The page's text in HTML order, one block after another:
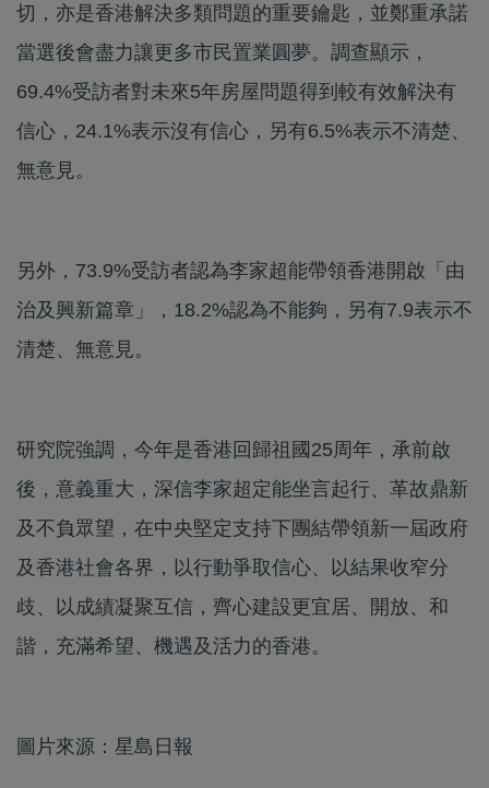
切，亦是香港解決多類問題的重要鑰匙，並鄭重承諾
當選後會盡力讓更多市民置業圓夢。調查顯示，
69.4%受訪者對未來5年房屋問題得到較有效解決有
信心，24.1%表示沒有信心，另有6.5%表示不清楚、
無意見。
另外，73.9%受訪者認為李家超能帶領香港開啟「由
治及興新篇章」，18.2%認為不能夠，另有7.9表示不
清楚、無意見。
研究院強調，今年是香港回歸祖國25周年，承前啟
後，意義重大，深信李家超定能坐言起行、革故鼎新
及不負眾望，在中央堅定支持下團結帶領新一屆政府
及香港社會各界，以行動爭取信心、以結果收窄分
歧、以成績凝聚互信，齊心建設更宜居、開放、和
諧，充滿希望、機遇及活力的香港。
圖片來源：星島日報